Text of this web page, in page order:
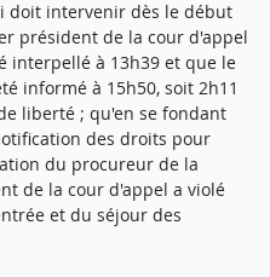
doit intervenir dès le début
président de la cour d'appel
interpellé à 13h39 et que le
informé à 15h50, soit 2h11
liberté ; qu'en se fondant
des droits pour
du procureur de la
de la cour d'appel a violé
et du séjour des